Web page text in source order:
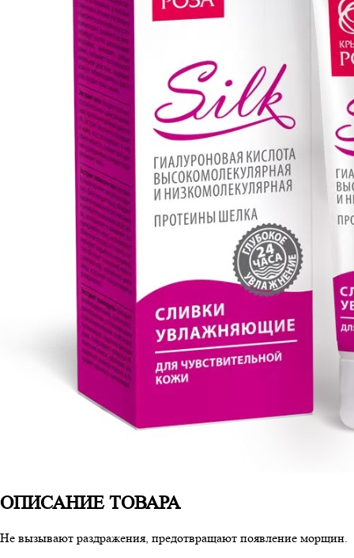
ОПИСАНИЕ ТОВАРА
Не вызывают раздражения, предотвращают появление морщин.